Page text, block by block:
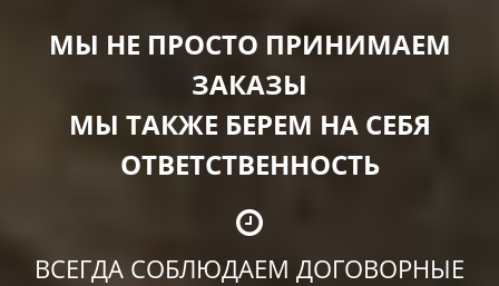
МЫ НЕ ПРОСТО ПРИНИМАЕМ
ЗАКАЗЫ
МЫ ТАКЖЕ БЕРЕМ НА СЕБЯ
ОТВЕТСТВЕННОСТЬ
ВСЕГДА СОБЛЮДАЕМ ДОГОВОРНЫЕ